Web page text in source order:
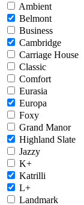
Ambient
Belmont
Business
Cambridge
Carriage House
Classic
Comfort
Eurasia
Europa
Foxy
Grand Manor
Highland Slate
Jazzy
K+
Katrilli
L+
Landmark